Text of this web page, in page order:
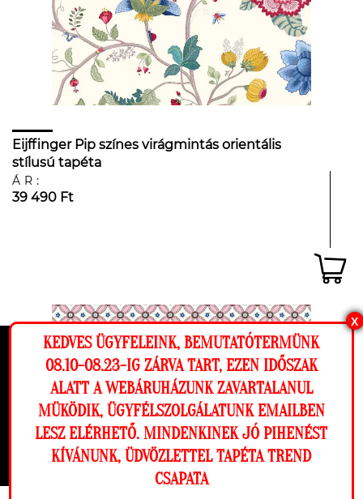
Ez a weboldal cookie-kat használ, hogy a
lehető legjobb élményt nyújtsa honlapunkon.
Beállítások
Elutasítom Engedélyezem
Eijffinger Pip színes virágmintás orientális
stílusú tapéta
ÁR:
39 490 Ft
X
KEDVES ÜGYFELEINK, BEMUTATÓTERMÜNK
08.10-08.23-IG ZÁRVA TART, EZEN IDŐSZAK
ALATT A WEBÁRUHÁZUNK ZAVARTALANUL
MÜKÖDIK, ÜGYFÉLSZOLGÁLATUNK EMAILBEN
LESZ ELÉRHETŐ. MINDENKINEK JÓ PIHENÉST
KÍVÁNUNK, ÜDVÖZLETTEL TAPÉTA TREND
CSAPATAMegnézem a falamon